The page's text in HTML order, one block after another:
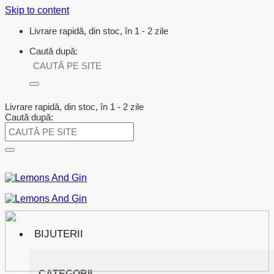
Skip to content
Livrare rapidă, din stoc, în 1 - 2 zile
Caută după:
Livrare rapidă, din stoc, în 1 - 2 zile
Caută după:
BIJUTERII